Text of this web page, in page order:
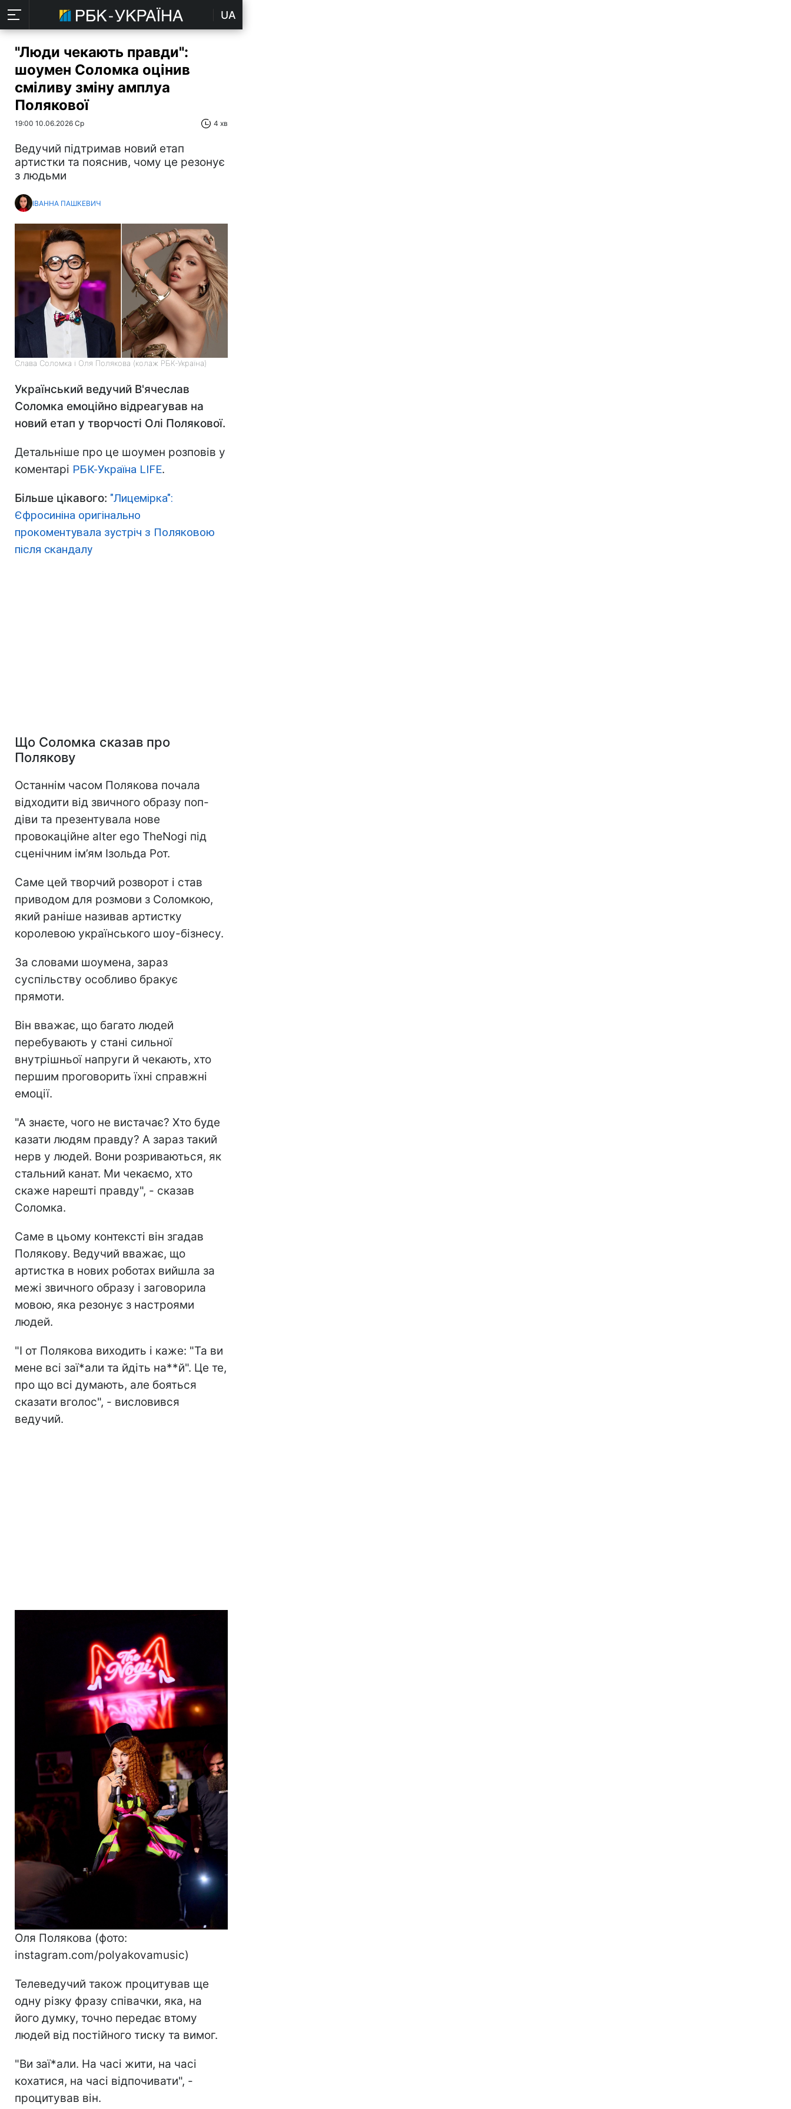
UA
"Люди чекають правди":
шоумен Соломка оцінив
сміливу зміну амплуа
Полякової
19:00 10.06.2026 Ср 4 хв
Ведучий підтримав новий етап
артистки та пояснив, чому це резонує
з людьми
ІВАННА ПАШКЕВИЧ
Слава Соломка і Оля Полякова (колаж РБК-Україна)
Український ведучий В'ячеслав
Соломка емоційно відреагував на
новий етап у творчості Олі Полякової.
Детальніше про це шоумен розповів у
коментарі РБК-Україна LIFE.
Більше цікавого: "Лицемірка":
Єфросиніна оригінально
прокоментувала зустріч з Поляковою
після скандалу
Що Соломка сказав про
Полякову
Останнім часом Полякова почала
відходити від звичного образу поп-
діви та презентувала нове
провокаційне alter ego TheNogi під
сценічним ім’ям Ізольда Рот.
Саме цей творчий розворот і став
приводом для розмови з Соломкою,
який раніше називав артистку
королевою українського шоу-бізнесу.
За словами шоумена, зараз
суспільству особливо бракує
прямоти.
Він вважає, що багато людей
перебувають у стані сильної
внутрішньої напруги й чекають, хто
першим проговорить їхні справжні
емоції.
"А знаєте, чого не вистачає? Хто буде
казати людям правду? А зараз такий
нерв у людей. Вони розриваються, як
стальний канат. Ми чекаємо, хто
скаже нарешті правду", - сказав
Соломка.
Саме в цьому контексті він згадав
Полякову. Ведучий вважає, що
артистка в нових роботах вийшла за
межі звичного образу і заговорила
мовою, яка резонує з настроями
людей.
"І от Полякова виходить і каже: "Та ви
мене всі заї*али та йдіть на**й". Це те,
про що всі думають, але бояться
сказати вголос", - висловився
ведучий.
Оля Полякова (фото:
instagram.com/polyakovamusic)
Телеведучий також процитував ще
одну різку фразу співачки, яка, на
його думку, точно передає втому
людей від постійного тиску та вимог.
"Ви заї*али. На часі жити, на часі
кохатися, на часі відпочивати", -
процитував він.